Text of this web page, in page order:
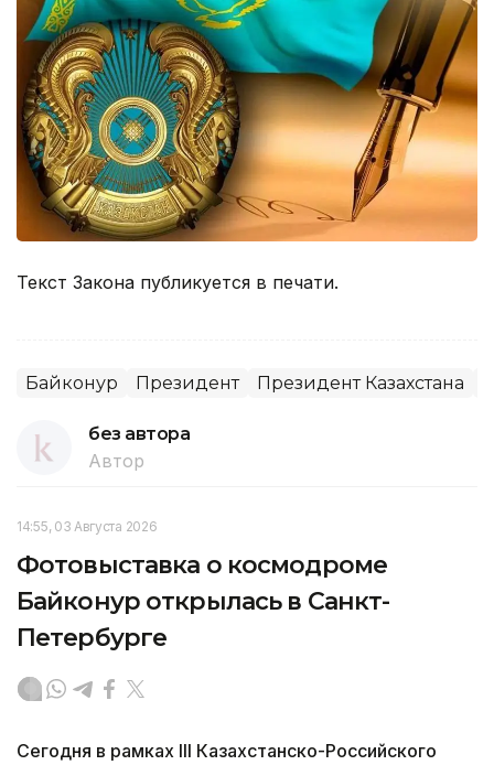
Текст Закона публикуется в печати.
Байконур Президент Президент Казахстана
без автора
Автор
14:55, 03 Августа 2026
Фотовыставка о космодроме
Байконур открылась в Санкт-
Петербурге
Сегодня в рамках III Казахстанско-Российского